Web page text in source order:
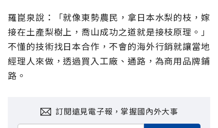
羅崑泉說：「就像東勢農民，拿日本水梨的枝，嫁
接在土產梨樹上，喬山成功之道就是接枝原理。」
不懂的技術找日本合作，不會的海外行銷就讓當地
經理人來做，透過買入工廠、通路，為商用品牌鋪
路。
訂閱遠見電子報，掌握國內外大事